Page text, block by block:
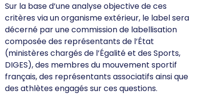
Sur la base d’une analyse objective de ces
critères via un organisme extérieur, le label sera
décerné par une commission de labellisation
composée des représentants de l’État
(ministères chargés de l’Égalité et des Sports,
DIGES), des membres du mouvement sportif
français, des représentants associatifs ainsi que
des athlètes engagés sur ces questions.